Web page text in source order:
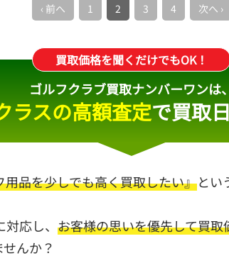
‹ 前へ 1 2 3 4 次へ ›
買取価格を聞くだけでもOK！
ゴルフクラブ買取ナンバーワンは、
ラスの高額査定で買取
品を少しでも高く買取したい』とい
応し、 お客様の思いを優先して買取
んか？